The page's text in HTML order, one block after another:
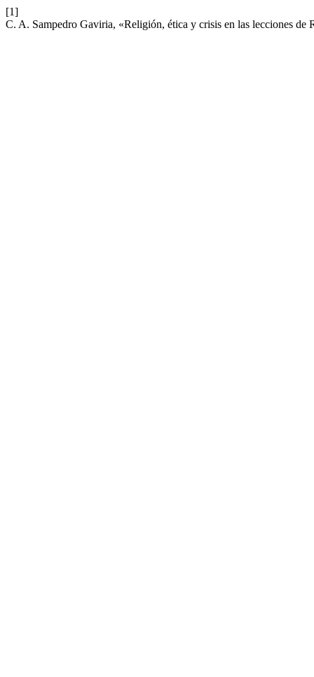
[1]
C. A. Sampedro Gaviria, «Religión, ética y crisis en las lecciones de